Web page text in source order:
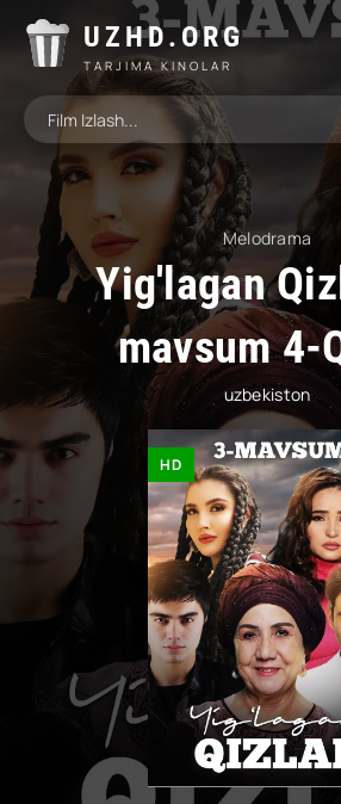
UZHD.ORG
TARJIMA KINOLAR
Melodrama
Yig'lagan
mavsum 4-
uzbekiston
HD